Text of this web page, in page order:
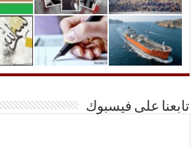
تابعنا على فيسبوك